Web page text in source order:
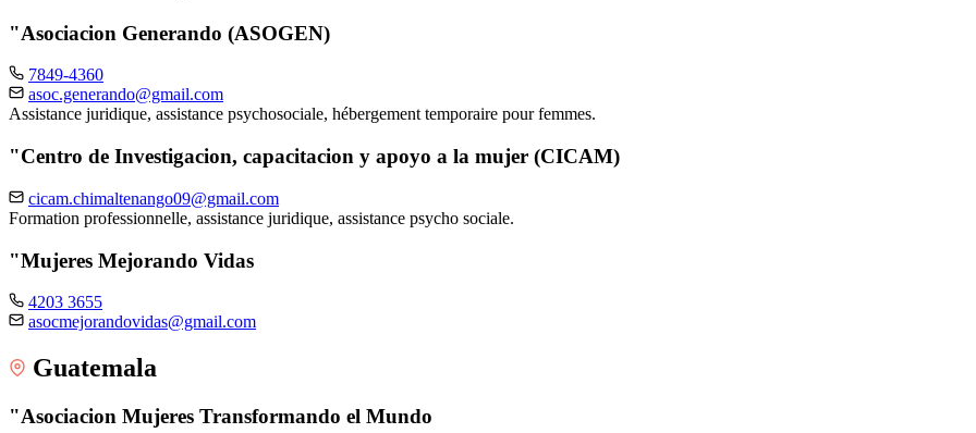
"Asociacion Generando (ASOGEN)
7849-4360
asoc.generando@gmail.com
Assistance juridique, assistance psychosociale, hébergement temporaire pour femmes.
"Centro de Investigacion, capacitacion y apoyo a la mujer (CICAM)
cicam.chimaltenango09@gmail.com
Formation professionnelle, assistance juridique, assistance psycho sociale.
"Mujeres Mejorando Vidas
4203 3655
asocmejorandovidas@gmail.com
Guatemala
"Asociacion Mujeres Transformando el Mundo